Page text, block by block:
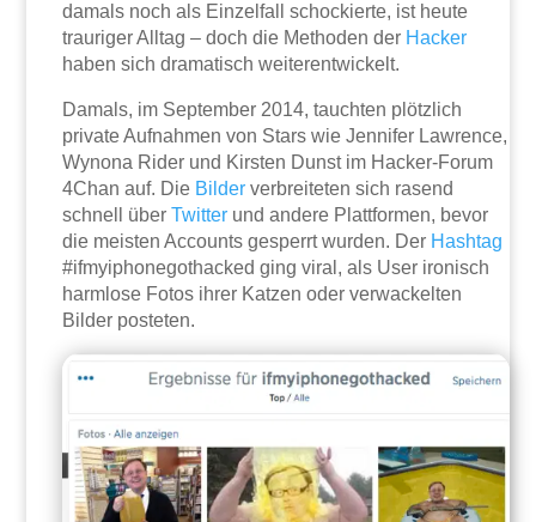
damals noch als Einzelfall schockierte, ist heute
trauriger Alltag – doch die Methoden der Hacker
haben sich dramatisch weiterentwickelt.
Damals, im September 2014, tauchten plötzlich
private Aufnahmen von Stars wie Jennifer Lawrence,
Wynona Rider und Kirsten Dunst im Hacker-Forum
4Chan auf. Die Bilder verbreiteten sich rasend
schnell überTwitter und andere Plattformen, bevor
die meisten Accounts gesperrt wurden. Der Hashtag
#ifmyiphonegothacked ging viral, als User ironisch
harmlose Fotos ihrer Katzen oder verwackelten
Bilder posteten.